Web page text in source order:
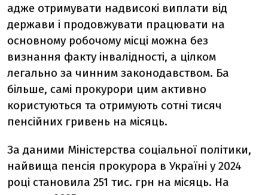
адже отримувати надвисокі виплати від
держави і продовжувати працювати на
основному робочому місці можна без
визнання факту інвалідності, а цілком
легально за чинним законодавством. Ба
більше, самі прокурори цим активно
користуються та отримують сотні тисяч
пенсійних гривень на місяць.
За даними Міністерства соціальної політики,
найвища пенсія прокурора в Україні у 2024
році становила 251 тис. грн на місяць. На